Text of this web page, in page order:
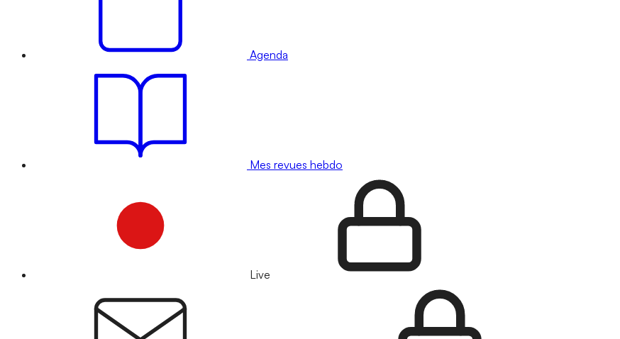
Agenda
Mes revues hebdo
Live